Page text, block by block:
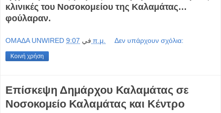
κλινικές του Νοσοκομείου της Καλαμάτας…
φούλαραν.
OMAΔΑ UNWIRED في 9:07 π.μ. Δεν υπάρχουν σχόλια:
Κοινή χρήση
Επίσκεψη Δημάρχου Καλαμάτας σε
Νοσοκομείο Καλαμάτας και Κέντρο